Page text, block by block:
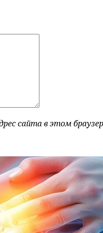
сайта в этом